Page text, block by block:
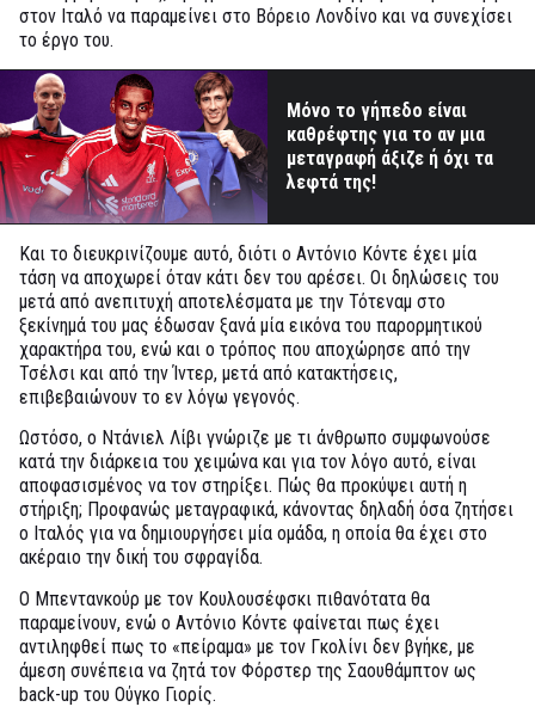
στον Ιταλό να παραμείνει στο Βόρειο Λονδίνο και να συνεχίσει
το έργο του.
Μόνο το γήπεδο είναι
καθρέφτης για το αν μια
μεταγραφή άξιζε ή όχι τα
λεφτά της!
Και το διευκρινίζουμε αυτό, διότι ο Αντόνιο Κόντε έχει μία
τάση να αποχωρεί όταν κάτι δεν του αρέσει. Οι δηλώσεις του
μετά από ανεπιτυχή αποτελέσματα με την Τότεναμ στο
ξεκίνημά του μας έδωσαν ξανά μία εικόνα του παρορμητικού
χαρακτήρα του, ενώ και ο τρόπος που αποχώρησε από την
Τσέλσι και από την Ίντερ, μετά από κατακτήσεις,
επιβεβαιώνουν το εν λόγω γεγονός.
Ωστόσο, ο Ντάνιελ Λίβι γνώριζε με τι άνθρωπο συμφωνούσε
κατά την διάρκεια του χειμώνα και για τον λόγο αυτό, είναι
αποφασισμένος να τον στηρίξει. Πώς θα προκύψει αυτή η
στήριξη; Προφανώς μεταγραφικά, κάνοντας δηλαδή όσα ζητήσει
ο Ιταλός για να δημιουργήσει μία ομάδα, η οποία θα έχει στο
ακέραιο την δική του σφραγίδα.
Ο Μπεντανκούρ με τον Κουλουσέφσκι πιθανότατα θα
παραμείνουν, ενώ ο Αντόνιο Κόντε φαίνεται πως έχει
αντιληφθεί πως το «πείραμα» με τον Γκολίνι δεν βγήκε, με
άμεση συνέπεια να ζητά τον Φόρστερ της Σαουθάμπτον ως
back-up του Ούγκο Γιορίς.